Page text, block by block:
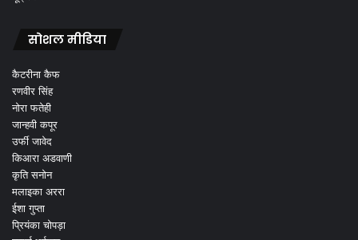
सोशल मीडिया
कैटरीना कैफ
रणवीर सिंह
नोरा फतेही
जान्हवी कपूर
उर्फी जावेद
किआरा अडवाणी
कृति सनोन
मलाइका अररा
ईशा गुप्ता
प्रियंका चोपड़ा